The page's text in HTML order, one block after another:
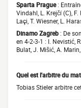
Sparta Prague:
Vindahl, L. Krejčí (C), F.
Laçi, T. Wiesner, L.
Dinamo Zagreb : De
en 4-2-3-1 : I. Nevistić,
Bulat, J. Mišić, A.
Quel est l'arbitre du
Tobias Stieler arbitre